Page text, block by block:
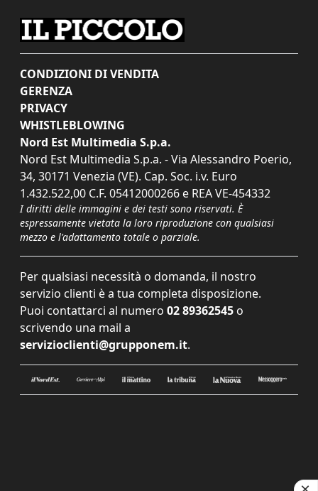
CONDIZIONI DI VENDITA
GERENZA
PRIVACY
WHISTLEBLOWING
Nord Est Multimedia S.p.a.
Nord Est Multimedia S.p.a. - Via Alessandro Poerio,
34, 30171 Venezia (VE). Cap. Soc. i.v. Euro
1.432.522,00 C.F. 05412000266 e REA VE-454332
I diritti delle immagini e dei testi sono riservati. È
espressamente vietata la loro riproduzione con qualsiasi
mezzo e l'adattamento totale o parziale.
Per qualsiasi necessità o domanda, il nostro
servizio clienti è a tua completa disposizione.
Puoi contattarci al numero 02 89362545 o
scrivendo una mail a
servizioclienti@grupponem.it.